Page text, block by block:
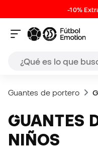
-10%
Guantes de portero
GUANTES DE PORTERO
NIÑOS